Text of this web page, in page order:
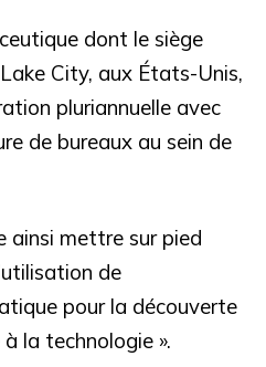
dont le siège
City, aux États-Unis,
pluriannuelle avec
de bureaux au sein de
ainsi mettre sur pied
de
pour la découverte
la technologie ».